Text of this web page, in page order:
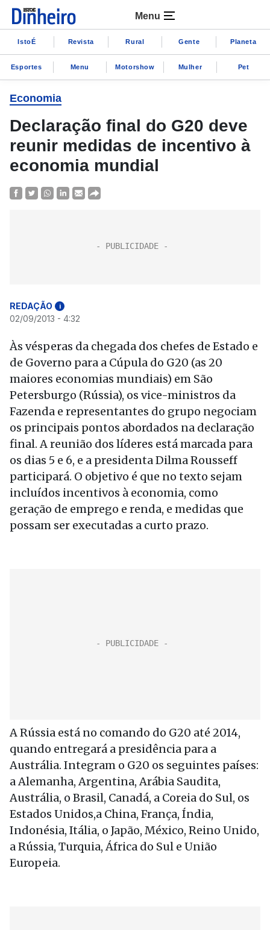
Menu
IstoÉ Revista Rural Gente Planeta
Esportes Menu Motorshow Mulher Pet
Economia
Declaração final do G20 deve
reunir medidas de incentivo à
economia mundial
REDAÇÃO i
02/09/2013 - 4:32
Às vésperas da chegada dos chefes de Estado e
de Governo para a Cúpula do G20 (as 20
maiores economias mundiais) em São
Petersburgo (Rússia), os vice-ministros da
Fazenda e representantes do grupo negociam
os principais pontos abordados na declaração
final. A reunião dos líderes está marcada para
os dias 5 e 6, e a presidenta Dilma Rousseff
participará. O objetivo é que no texto sejam
incluídos incentivos à economia, como
geração de emprego e renda, e medidas que
possam ser executadas a curto prazo.
A Rússia está no comando do G20 até 2014,
quando entregará a presidência para a
Austrália. Integram o G20 os seguintes países:
a Alemanha, Argentina, Arábia Saudita,
Austrália, o Brasil, Canadá, a Coreia do Sul, os
Estados Unidos,a China, França, Índia,
Indonésia, Itália, o Japão, México, Reino Unido,
a Rússia, Turquia, África do Sul e União
Europeia.